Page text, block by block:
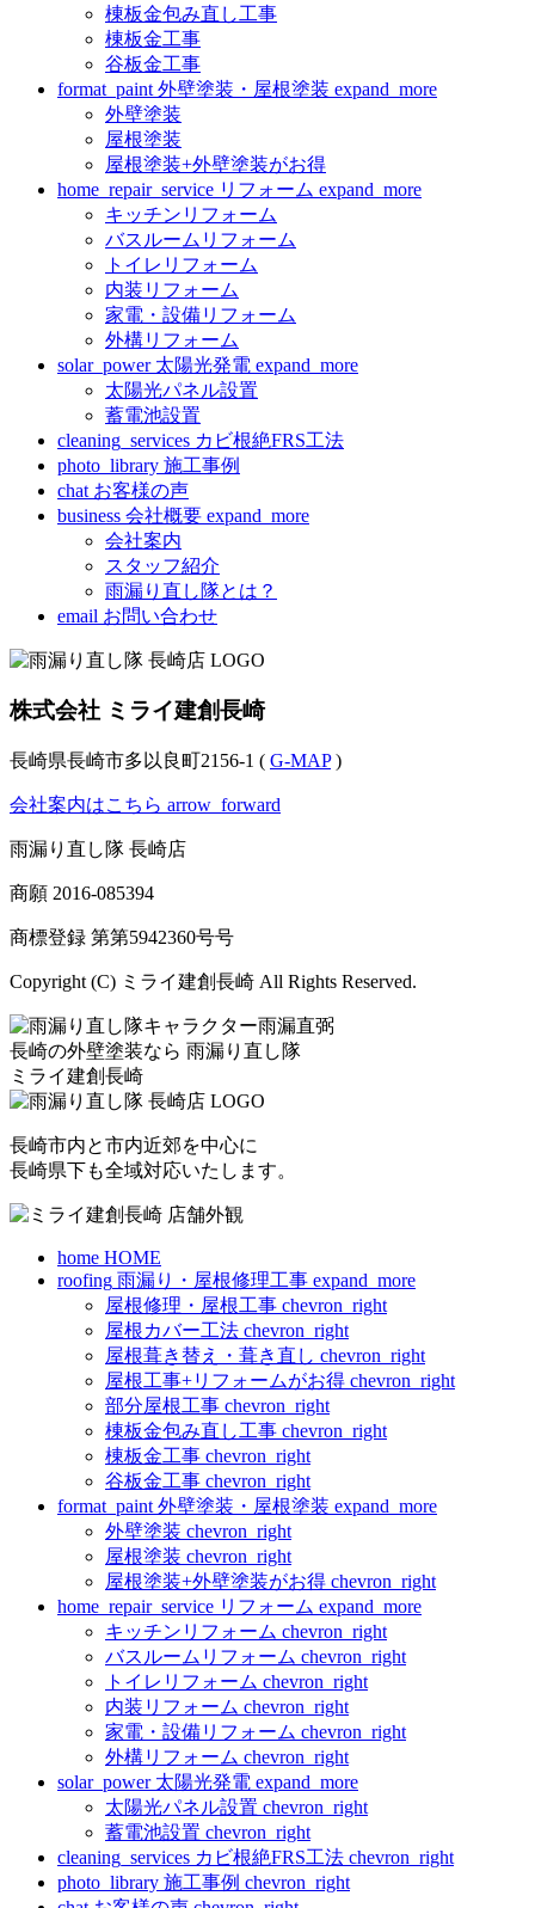
棟板金包み直し工事
棟板金工事
谷板金工事
format_paint 外壁塗装・屋根塗装 expand_more
外壁塗装
屋根塗装
屋根塗装+外壁塗装がお得
home_repair_service リフォーム expand_more
キッチンリフォーム
バスルームリフォーム
トイレリフォーム
内装リフォーム
家電・設備リフォーム
外構リフォーム
solar_power 太陽光発電 expand_more
太陽光パネル設置
蓄電池設置
cleaning_services カビ根絶FRS工法
photo_library 施工事例
chat お客様の声
business 会社概要 expand_more
会社案内
スタッフ紹介
雨漏り直し隊とは？
email お問い合わせ
株式会社 ミライ建創長崎
長崎県長崎市多以良町2156-1 ( G-MAP)
会社案内はこちら arrow_forward
雨漏り直し隊 長崎店
商願 2016-085394
商標登録 第第5942360号号
Copyright (C) ミライ建創長崎 All Rights Reserved.
長崎の外壁塗装なら 雨漏り直し隊
ミライ建創長崎
長崎市内と市内近郊を中心に
長崎県下も全域対応いたします。
home HOME
roofing 雨漏り・屋根修理工事 expand_more
屋根修理・屋根工事 chevron_right
屋根カバー工法 chevron_right
屋根葺き替え・葺き直し chevron_right
屋根工事+リフォームがお得 chevron_right
部分屋根工事 chevron_right
棟板金包み直し工事 chevron_right
棟板金工事 chevron_right
谷板金工事 chevron_right
format_paint 外壁塗装・屋根塗装 expand_more
外壁塗装 chevron_right
屋根塗装 chevron_right
屋根塗装+外壁塗装がお得 chevron_right
home_repair_service リフォーム expand_more
キッチンリフォーム chevron_right
バスルームリフォーム chevron_right
トイレリフォーム chevron_right
内装リフォーム chevron_right
家電・設備リフォーム chevron_right
外構リフォーム chevron_right
solar_power 太陽光発電 expand_more
太陽光パネル設置 chevron_right
蓄電池設置 chevron_right
cleaning_services カビ根絶FRS工法 chevron_right
photo_library 施工事例 chevron_right